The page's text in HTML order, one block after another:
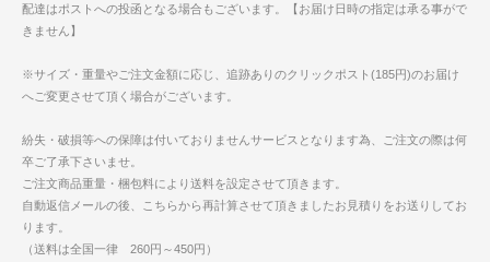
配達はポストへの投函となる場合もございます。【お届け日時の指定は承る事がで
きません】
※サイズ・重量やご注文金額に応じ、追跡ありのクリックポスト(185円)のお届け
へご変更させて頂く場合がございます。
紛失・破損等への保障は付いておりませんサービスとなります為、ご注文の際は何
卒ご了承下さいませ。
ご注文商品重量・梱包料により送料を設定させて頂きます。
自動返信メールの後、こちらから再計算させて頂きましたお見積りをお送りしてお
ります。
（送料は全国一律 260円～450円）